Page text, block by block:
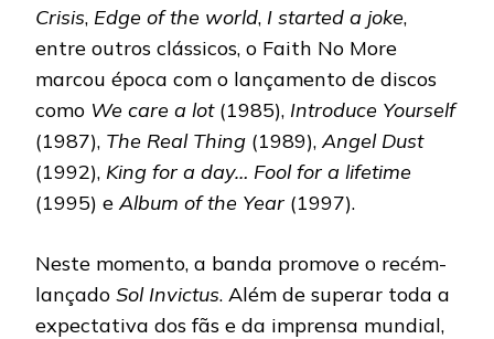
Crisis, Edge of the world, I started a joke,
entre outros clássicos, o Faith No More
marcou época com o lançamento de discos
como We care a lot(1985), Introduce Yourself
(1987), The Real Thing (1989),Angel Dust
(1992), King for a day… Fool for a lifetime
(1995) eAlbum of the Year (1997).
Neste momento, a banda promove o recém-
lançado Sol Invictus. Além de superar toda a
expectativa dos fãs e da imprensa mundial,